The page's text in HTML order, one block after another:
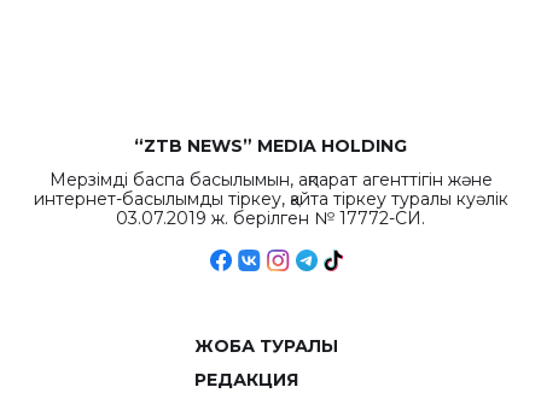
“ZTB NEWS” MEDIA HOLDING
Мерзімді баспа басылымын, ақпарат агенттігін және
интернет-басылымды тіркеу, қайта тіркеу туралы куәлік
03.07.2019 ж. берілген № 17772-СИ.
ЖОБА ТУРАЛЫ
РЕДАКЦИЯ